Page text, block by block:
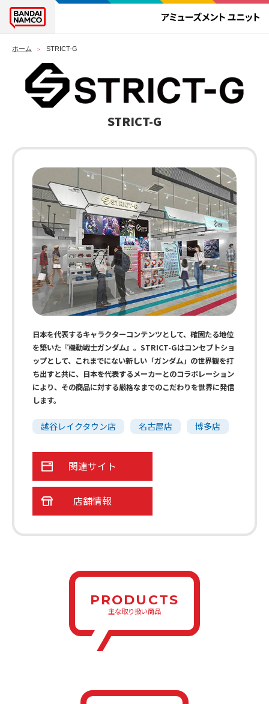
ホーム STRICT-G
STRICT-G
日本を代表するキャラクターコンテンツとして、確固たる地位
を築いた『機動戦士ガンダム』。STRICT-Gはコンセプトショ
ップとして、これまでにない新しい「ガンダム」の世界観を打
ち出すと共に、日本を代表するメーカーとのコラボレーション
により、その商品に対する厳格なまでのこだわりを世界に発信
します。
越谷レイクタウン店 名古屋店 博多店
関連サイト
店舗情報
PRODUCTS
主な取り扱い商品